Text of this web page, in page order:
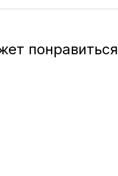
понравиться